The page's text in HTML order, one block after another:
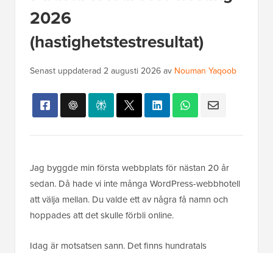
2026
(hastighetstestresultat)
Senast uppdaterad 2 augusti 2026 av Nouman Yaqoob
Jag byggde min första webbplats för nästan 20 år
sedan. Då hade vi inte många WordPress-webbhotell
att välja mellan. Du valde ett av några få namn och
hoppades att det skulle förbli online.
Idag är motsatsen sann. Det finns hundratals